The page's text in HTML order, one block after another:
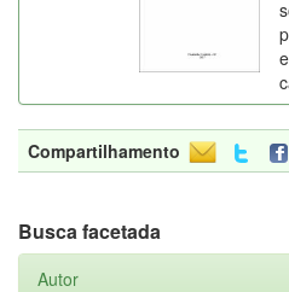
Compartilhamento
Busca facetada
Autor